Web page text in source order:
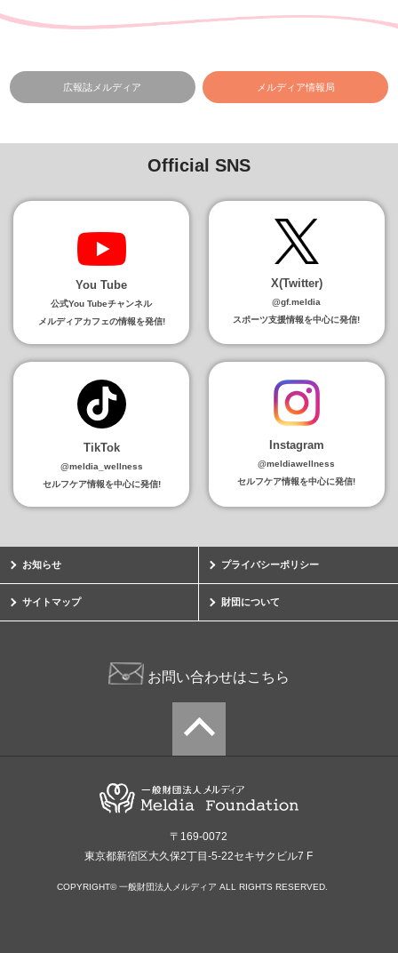
広報誌メルディア メルディア情報局
Official SNS
You Tube
公式You Tubeチャンネル
メルディアカフェの情報を発信!
X(Twitter)
@gf.meldia
スポーツ支援情報を中心に発信!
TikTok
@meldia_wellness
セルフケア情報を中心に発信!
Instagram
@meldiawellness
セルフケア情報を中心に発信!
お知らせ プライバシーポリシー
サイトマップ 財団について
お問い合わせはこちら
〒169-0072
東京都新宿区大久保2丁目-5-22セキサクビル7 F
COPYRIGHT© 一般財団法人メルディア ALL RIGHTS RESERVED.